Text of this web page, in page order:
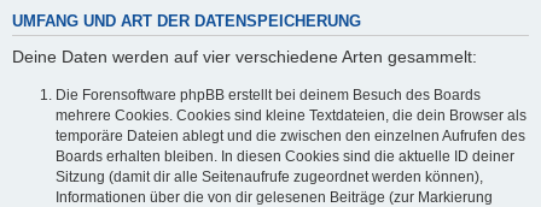
UMFANG UND ART DER DATENSPEICHERUNG
Deine Daten werden auf vier verschiedene Arten gesammelt:
Die Forensoftware phpBB erstellt bei deinem Besuch des Boards
mehrere Cookies. Cookies sind kleine Textdateien, die dein Browser als
temporäre Dateien ablegt und die zwischen den einzelnen Aufrufen des
Boards erhalten bleiben. In diesen Cookies sind die aktuelle ID deiner
Sitzung (damit dir alle Seitenaufrufe zugeordnet werden können),
Informationen über die von dir gelesenen Beiträge (zur Markierung